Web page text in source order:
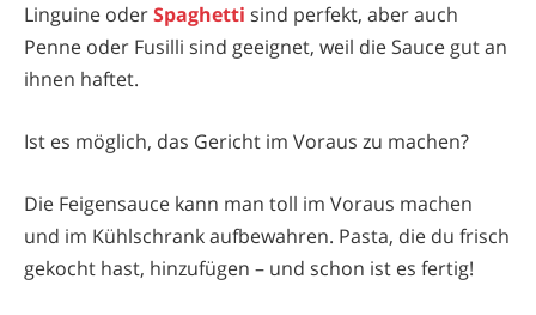
Linguine oderSpaghetti sind perfekt, aber auch
Penne oder Fusilli sind geeignet, weil die Sauce gut an
ihnen haftet.
Ist es möglich, das Gericht im Voraus zu machen?
Die Feigensauce kann man toll im Voraus machen
und im Kühlschrank aufbewahren. Pasta, die du frisch
gekocht hast, hinzufügen – und schon ist es fertig!